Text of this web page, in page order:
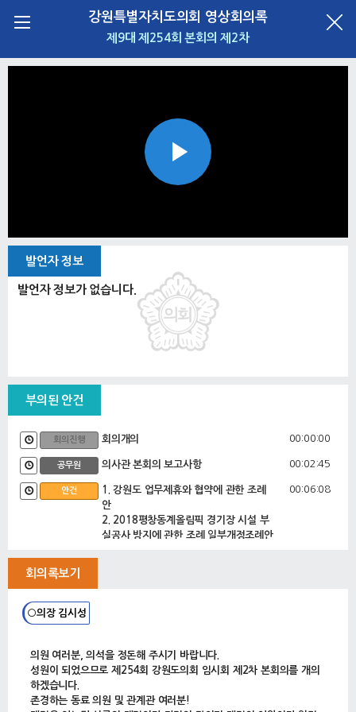
강원특별자치도의회 영상회의록
제9대 제254회 본회의 제2차
Play
발언자 정보
발언자 정보가 없습니다.
부의된 안건
회의진행 회의개의 00:00:00
공무원 의사관 본회의 보고사항 00:02:45
안건
1. 강원도 업무제휴와 협약에 관한 조례
안
2. 2018평창동계올림픽 경기장 시설 부
실공사 방지에 관한 조례 일부개정조례안
00:06:08
심사보고
최성현 기획행정위원회부위원장 심사보
고
안건
7. 강원도 걷는 길 조성 및 관리ㆍ운영 지
회의록보기
○의장 김시성
의원 여러분, 의석을 정돈해 주시기 바랍니다.
성원이 되었으므로 제254회 강원도의회 임시회 제2차 본회의를 개의
하겠습니다.
존경하는 동료 의원 및 관계관 여러분!